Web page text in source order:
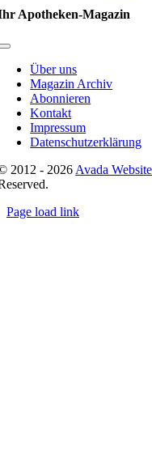
Apotheken-Magazin
Toggle
NavigationÜber uns
Magazin Archiv
Abonnieren
Kontakt
Impressum
Datenschutzerklärung
2012 - 2026 Avada
Page load link